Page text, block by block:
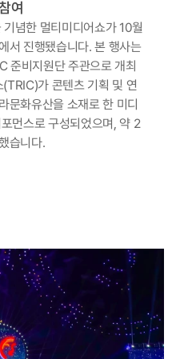
여
념한 멀티미디어쇼가 10월
서 진행됐습니다. 본 행사는
준비지원단 주관으로 개최
가 콘텐츠 기획 및 연
문화유산을 소재로 한 미디
먼스로 구성되었으며, 약 2
습니다.